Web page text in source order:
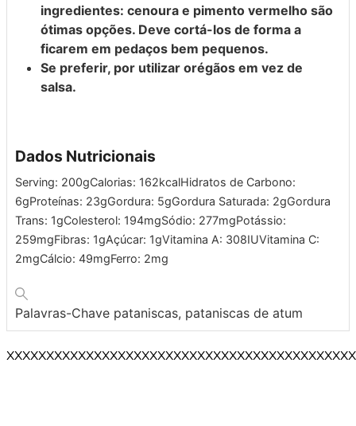
ingredientes: cenoura e pimento vermelho são
ótimas opções. Deve cortá-los de forma a
ficarem em pedaços bem pequenos.
Se preferir, por utilizar orégãos em vez de
salsa.
Dados Nutricionais
Serving: 200gCalorias: 162kcalHidratos de Carbono:
6gProteínas: 23gGordura: 5gGordura Saturada: 2gGordura
Trans: 1gColesterol: 194mgSódio: 277mgPotássio:
259mgFibras: 1gAçúcar: 1gVitamina A: 308IUVitamina C:
2mgCálcio: 49mgFerro: 2mg
Palavras-Chave pataniscas, pataniscas de atum